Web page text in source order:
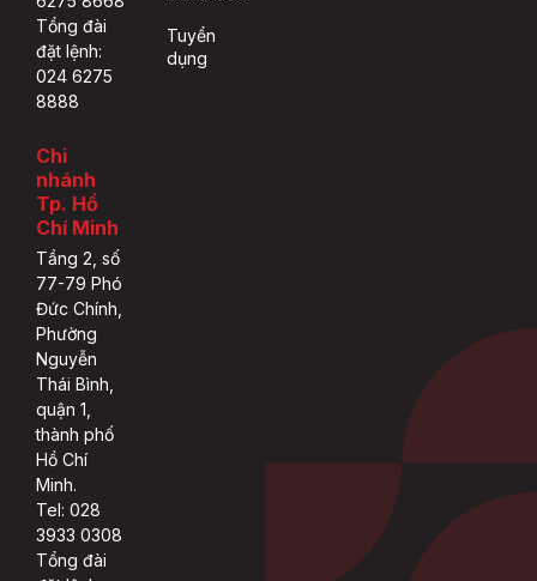
Tổng đài
đặt lệnh:
024 6275
8888
Chi
nhánh
Tp. Hồ
Chí Minh
Tầng 2, số
77-79 Phó
Đức Chính,
Phường
Nguyễn
Thái Bình,
quận 1,
thành phố
Hồ Chí
Minh.
Tel: 028
3933 0308
Tổng đài
Tuyển
dụng